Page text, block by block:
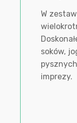
W
soków,
imprezy.